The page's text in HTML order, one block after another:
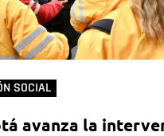
SOCIAL
avanza la